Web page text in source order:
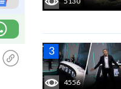
4556